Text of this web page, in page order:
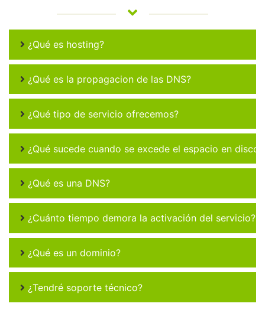
¿Qué es hosting?
¿Qué es la propagacion de las DNS?
¿Qué tipo de servicio ofrecemos?
¿Qué sucede cuando se excede el espacio en disco
¿Qué es una DNS?
¿Cuánto tiempo demora la activación del servicio?
¿Qué es un dominio?
¿Tendré soporte técnico?